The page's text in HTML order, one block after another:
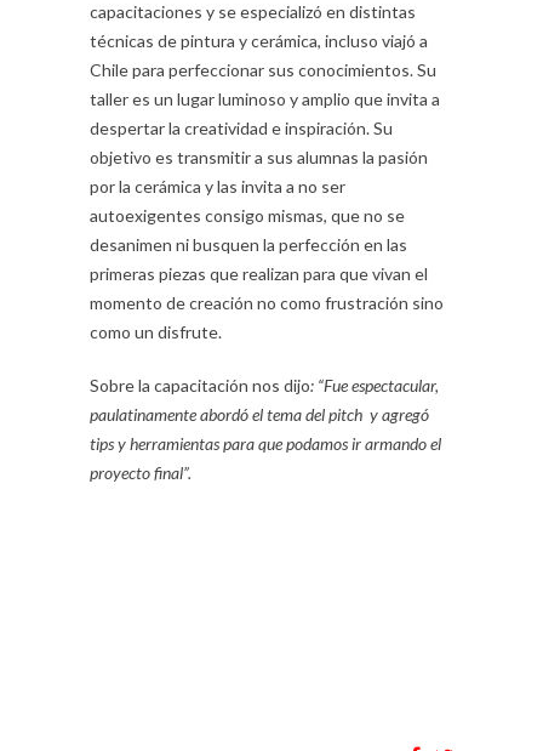
capacitaciones y se especializó en distintas
técnicas de pintura y cerámica, incluso viajó a
Chile para perfeccionar sus conocimientos. Su
taller es un lugar luminoso y amplio que invita a
despertar la creatividad e inspiración. Su
objetivo es transmitir a sus alumnas la pasión
por la cerámica y las invita a no ser
autoexigentes consigo mismas, que no se
desanimen ni busquen la perfección en las
primeras piezas que realizan para que vivan el
momento de creación no como frustración sino
como un disfrute.
Sobre la capacitación nos dijo: “Fue espectacular,
paulatinamente abordó el tema del pitch y agregó
tips y herramientas para que podamos ir armando el
proyecto final”.